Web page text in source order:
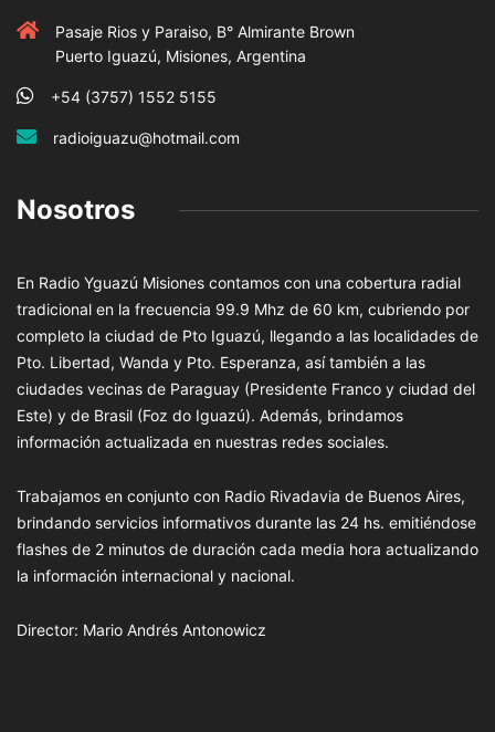
Pasaje Rios y Paraiso, B° Almirante Brown
Puerto Iguazú, Misiones, Argentina
+54 (3757) 1552 5155
radioiguazu@hotmail.com
Nosotros
En Radio Yguazú Misiones contamos con una cobertura radial
tradicional en la frecuencia 99.9 Mhz de 60 km, cubriendo por
completo la ciudad de Pto Iguazú, llegando a las localidades de
Pto. Libertad, Wanda y Pto. Esperanza, así también a las
ciudades vecinas de Paraguay (Presidente Franco y ciudad del
Este) y de Brasil (Foz do Iguazú). Además, brindamos
información actualizada en nuestras redes sociales.
Trabajamos en conjunto con Radio Rivadavia de Buenos Aires,
brindando servicios informativos durante las 24 hs. emitiéndose
flashes de 2 minutos de duración cada media hora actualizando
la información internacional y nacional.
Director: Mario Andrés Antonowicz